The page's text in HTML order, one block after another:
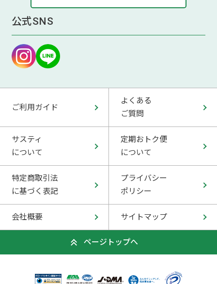
公式SNS
ご利用ガイド
よくある
ご質問
サスティ
について
定期おトク便
について
特定商取引法
に基づく表記
プライバシー
ポリシー
会社概要 サイトマップ
ページトップへ